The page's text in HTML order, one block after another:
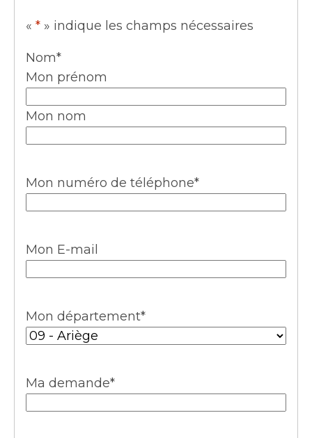
« * » indique les champs nécessaires
Nom*
Mon prénom
Mon nom
Mon numéro de téléphone*
Mon E-mail
Mon département*
Ma demande*